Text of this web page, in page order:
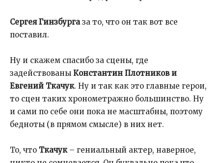
Сергея Гинзбургаза то, что он так вот все
поставил.
Ну и скажем спасибо за сцены, где
задействованы Константин Плотников и
Евгений Ткачук. Ну и так как это главные герои,
то сцен таких хронометражно большинство. Ну
и сами по себе они пока не масштабны, поэтому
бедноты (в прямом смысле) в них нет.
То, что Ткачук– гениальный актер, наверное,